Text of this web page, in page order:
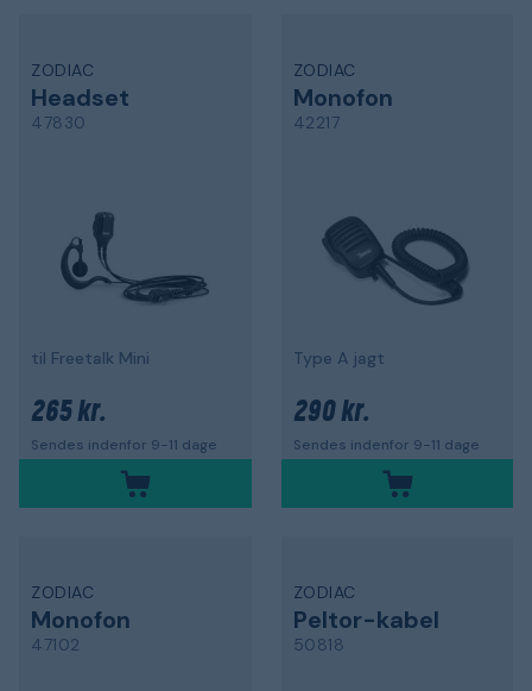
ZODIAC
Headset
47830
til Freetalk Mini
265 kr.
Sendes indenfor 9-11 dage
ZODIAC
Monofon
42217
Type A jagt
290 kr.
Sendes indenfor 9-11 dage
ZODIAC
Monofon
47102
ZODIAC
Peltor-kabel
50818